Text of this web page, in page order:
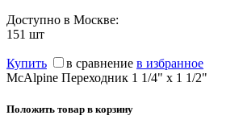
Доступно в Москве:
151 шт
Купить в сравнение в избранное
McAlpine Переходник 1 1/4" х 1 1/2"
Положить товар в корзину